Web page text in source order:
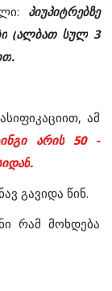
: პიუპიტრებზე
(ალბათ სულ 3
.
, ამ
არის50 -
.
გავიდა წინ.
რამ მოხდება